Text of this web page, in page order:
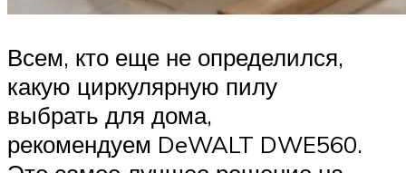
Всем, кто еще не определился,
какую циркулярную пилу
выбрать для дома,
рекомендуем DeWALT DWE560.